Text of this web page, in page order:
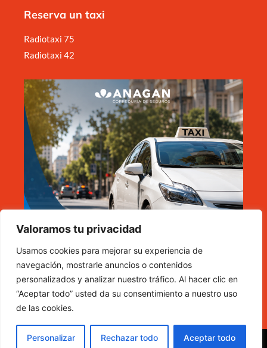
Valoramos tu privacidad
Usamos cookies para mejorar su experiencia de
navegación, mostrarle anuncios o contenidos
personalizados y analizar nuestro tráfico. Al hacer clic en
“Aceptar todo” usted da su consentimiento a nuestro uso
de las cookies.
Personalizar Rechazar todo Aceptar todo
Reserva un taxi
Radiotaxi 75
Radiotaxi 42
© 2026 Zarataxi. Política de privacidad Política de cookies